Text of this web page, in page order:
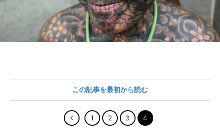
この記事を最初から読む
1 2 3 4